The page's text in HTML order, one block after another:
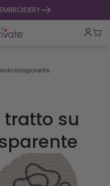
trasparente
tratto su